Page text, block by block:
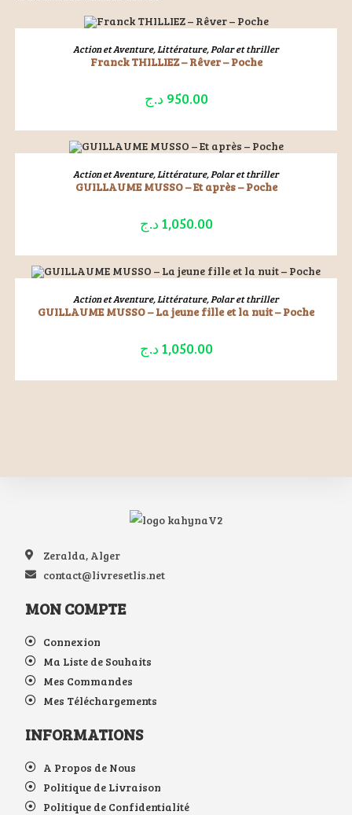
LIRE LA SUITE
Action et Aventure,Littérature,Polar et thriller
Franck THILLIEZ – Rêver – Poche
950.00 د.ج
LIRE LA SUITE
Action et Aventure,Littérature,Polar et thriller
GUILLAUME MUSSO – Et après – Poche
1,050.00 د.ج
LIRE LA SUITE
Action et Aventure,Littérature,Polar et thriller
GUILLAUME MUSSO – La jeune fille et la nuit – Poche
1,050.00 د.ج
Zeralda, Alger
contact@livresetlis.net
MON COMPTE
Connexion
Ma Liste de Souhaits
Mes Commandes
Mes Téléchargements
INFORMATIONS
A Propos de Nous
Politique de Livraison
Politique de Confidentialité